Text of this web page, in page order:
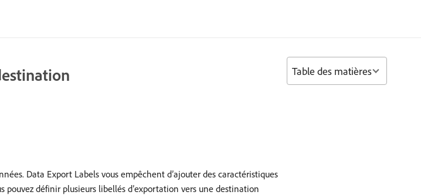
Data Export Labels vous empêchent d’ajouter des caractéristiques
pouvez définir plusieurs libellés d’exportation vers une destination
Table des matières